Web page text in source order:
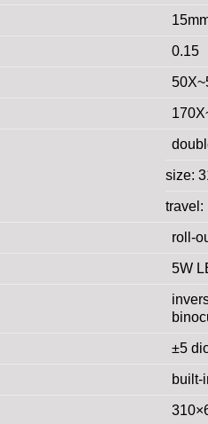
0.15
size:
travel:
roll-
5W
±5
built-